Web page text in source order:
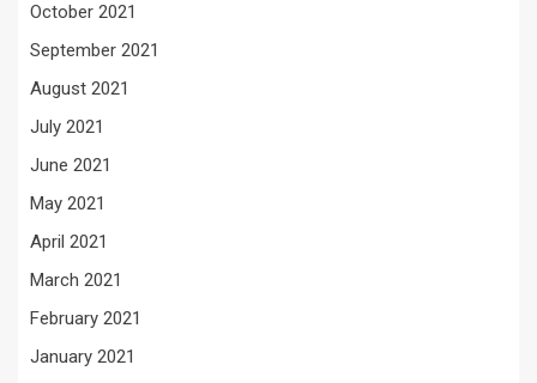
October 2021
September 2021
August 2021
July 2021
June 2021
May 2021
April 2021
March 2021
February 2021
January 2021